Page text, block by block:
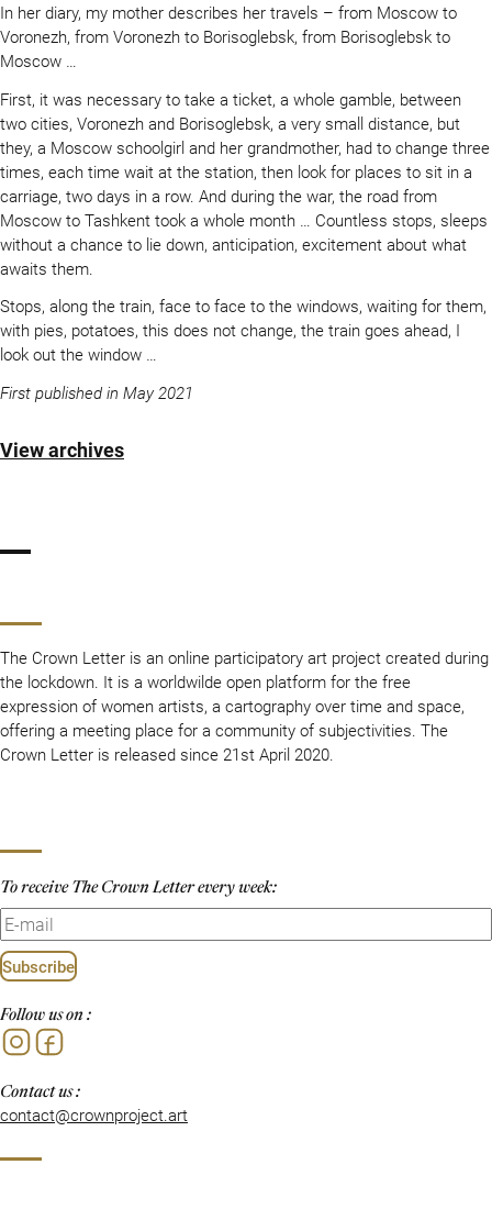
The Crown Letter is an online participatory art project created during
the lockdown. It is a worldwilde open platform for the free
expression of women artists, a cartography over time and space,
offering a meeting place for a community of subjectivities. The
Crown Letter is released since 21st April 2020.
To receive The Crown Letter every week:
Subscribe
Follow us on :
Contact us :
contact@crownproject.art
In her diary, my mother describes her travels – from Moscow to
Voronezh, from Voronezh to Borisoglebsk, from Borisoglebsk to
Moscow …
First, it was necessary to take a ticket, a whole gamble, between
two cities, Voronezh and Borisoglebsk, a very small distance, but
they, a Moscow schoolgirl and her grandmother, had to change three
times, each time wait at the station, then look for places to sit in a
carriage, two days in a row. And during the war, the road from
Moscow to Tashkent took a whole month … Countless stops, sleeps
without a chance to lie down, anticipation, excitement about what
awaits them.
Stops, along the train, face to face to the windows, waiting for them,
with pies, potatoes, this does not change, the train goes ahead, I
look out the window …
First published in May 2021
View archives